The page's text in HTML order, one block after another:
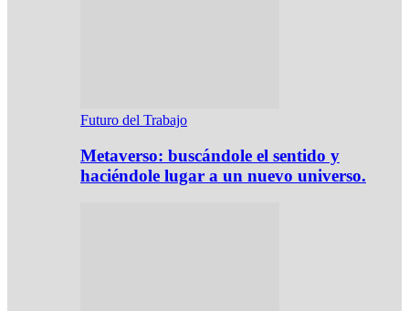
Futuro del Trabajo
Metaverso: buscándole el sentido y
haciéndole lugar a un nuevo universo.